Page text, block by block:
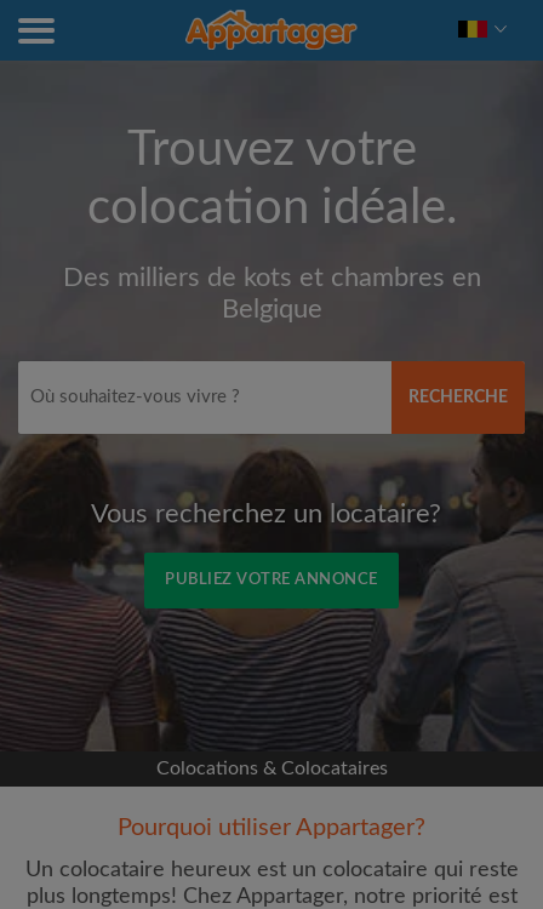
Trouvez votre
colocation idéale.
Des milliers de kots et chambres en
Belgique
RECHERCHE
Vous recherchez un locataire?
PUBLIEZ VOTRE ANNONCE
Inscrivez-vous avec Facebook
Nous ne publierons jamais sur votre page sans
votre accord
Loyer max par mois (€)
Colocations & Colocataires
Pourquoi utiliser Appartager?
Un colocataire heureux est un colocataire qui reste
plus longtemps! Chez Appartager, notre priorité est